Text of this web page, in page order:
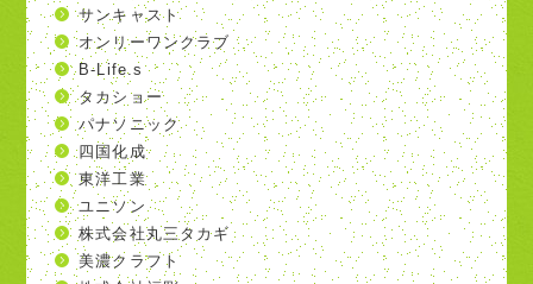
サンキャスト
オンリーワンクラブ
B-Life.s
タカショー
パナソニック
四国化成
東洋工業
ユニソン
株式会社丸三タカギ
美濃クラフト